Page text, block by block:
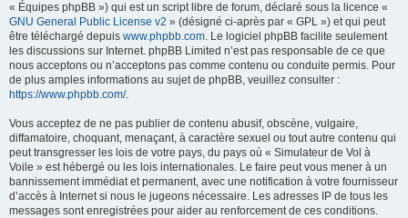
« Équipes phpBB ») qui est un script libre de forum, déclaré sous la licence «
GNU General Public License v2 » (désigné ci-après par « GPL ») et qui peut
être téléchargé depuis www.phpbb.com. Le logiciel phpBB facilite seulement
les discussions sur Internet. phpBB Limited n’est pas responsable de ce que
nous acceptons ou n’acceptons pas comme contenu ou conduite permis. Pour
de plus amples informations au sujet de phpBB, veuillez consulter :
https://www.phpbb.com/.
Vous acceptez de ne pas publier de contenu abusif, obscène, vulgaire,
diffamatoire, choquant, menaçant, à caractère sexuel ou tout autre contenu qui
peut transgresser les lois de votre pays, du pays où « Simulateur de Vol à
Voile » est hébergé ou les lois internationales. Le faire peut vous mener à un
bannissement immédiat et permanent, avec une notification à votre fournisseur
d’accès à Internet si nous le jugeons nécessaire. Les adresses IP de tous les
messages sont enregistrées pour aider au renforcement de ces conditions.